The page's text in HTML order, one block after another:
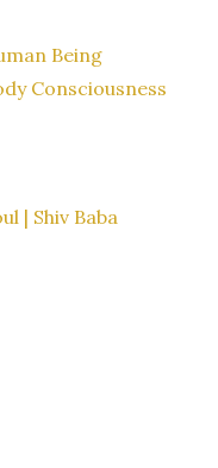
Being
Consciousness
| Shiv Baba